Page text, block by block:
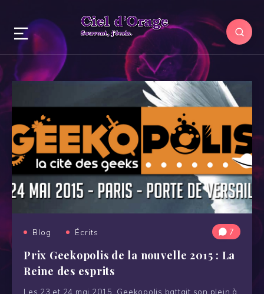
Blog Écrits 7
Prix Geekopolis de la nouvelle 2015 : La
Reine des esprits
Les 23 et 24 mai 2015, Geekopolis battait son plein à